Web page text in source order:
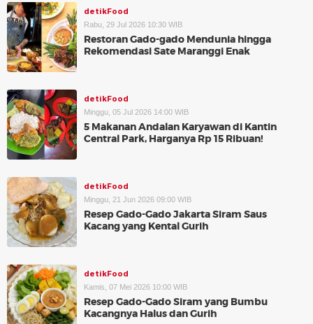
detikFood
Rabu, 29 Jul 2026 10:30 WIB
Restoran Gado-gado Mendunia hingga
Rekomendasi Sate Maranggi Enak
detikFood
Minggu, 05 Jul 2026 14:00 WIB
5 Makanan Andalan Karyawan di Kantin
Central Park, Harganya Rp 15 Ribuan!
detikFood
Minggu, 21 Jun 2026 09:00 WIB
Resep Gado-Gado Jakarta Siram Saus
Kacang yang Kental Gurih
detikFood
Kamis, 07 Mei 2026 10:00 WIB
Resep Gado-Gado Siram yang Bumbu
Kacangnya Halus dan Gurih